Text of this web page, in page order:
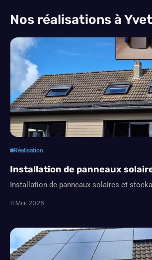
Nos réalisations à
Réalisation
Installation de panneaux
Installation de panneaux solaires et
11 Mai 2026